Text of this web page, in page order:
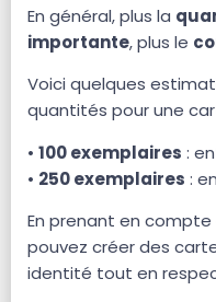
En général, plus la
importante, plus le
Voici quelques
quantités pour une
• 100 exemplaires :
• 250 exemplaires :
En prenant en
pouvez créer des
identité tout en